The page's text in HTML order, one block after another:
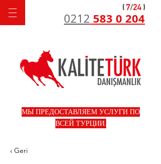
0212 583 0 204
МЫ ПРЕДОСТАВЛЯЕМ УСЛУГИ ПО
ВСЕЙ ТУРЦИИ.
‹ Geri